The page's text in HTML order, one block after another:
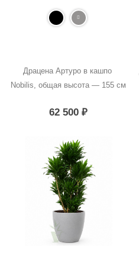
Драцена Артуро в кашпо
Nobilis, общая высота — 155 см
62 500₽